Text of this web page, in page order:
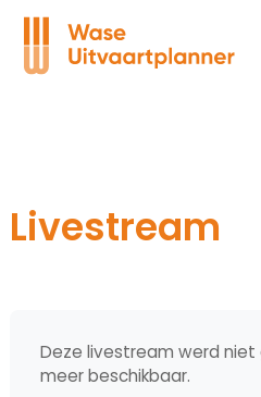
Livestream
Deze livestream werd
meer beschikbaar.